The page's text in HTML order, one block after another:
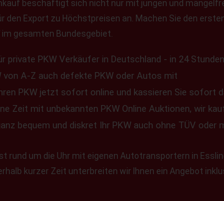
beschäftigt sich nicht nur mit jungen und
den Export zu Höchstpreisen an. Machen Sie den
im gesamten Bundesgebiet.
private PKW Verkäufer in Deutschland - in 24 Stunden
von A-Z auch defekte PKW oder Autos mit
PKW jetzt sofort online und kassieren Sie sofort
Zeit mit unbekannten PKW Online Auktionen, wir
bequem und diskret Ihr PKW auch ohne TÜV
rund um die Uhr mit eigenen Autotransportern in
kurzer Zeit unterbreiten wir Ihnen ein Angebot